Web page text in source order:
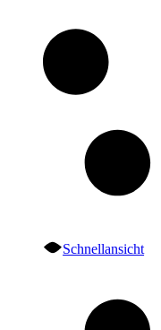
Schnellansicht